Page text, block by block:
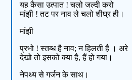
यह कैसा उत्पात ! चलो जल्दी करो
मांझी ! तट पर नाव ले चलो शीघ्र ही।
मांझी
प्रभो ! स्तब्ध है नाव; न हिलती है । अरे
देखो तो इसको क्या है, हैं हो गया।
नेपथ्य से गर्जन के साथ।